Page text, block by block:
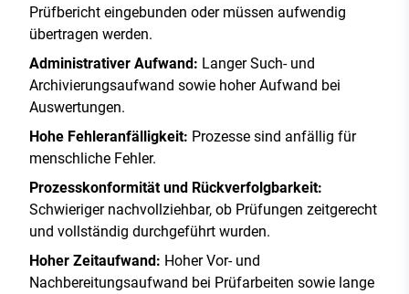
Prüfbericht eingebunden oder müssen aufwendig
übertragen werden.
Administrativer Aufwand: Langer Such- und
Archivierungsaufwand sowie hoher Aufwand bei
Auswertungen.
Hohe Fehleranfälligkeit: Prozesse sind anfällig für
menschliche Fehler.
Prozesskonformität und Rückverfolgbarkeit:
Schwieriger nachvollziehbar, ob Prüfungen zeitgerecht
und vollständig durchgeführt wurden.
Hoher Zeitaufwand: Hoher Vor- und
Nachbereitungsaufwand bei Prüfarbeiten sowie lange